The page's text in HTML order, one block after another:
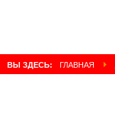
ВЫ ЗДЕСЬ: ГЛАВНАЯ